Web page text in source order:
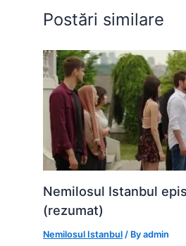
o
k
p g
er
Postări similare
Nemilosul Istanbul
(rezumat)
Nemilosul Istanbul / Byadmin